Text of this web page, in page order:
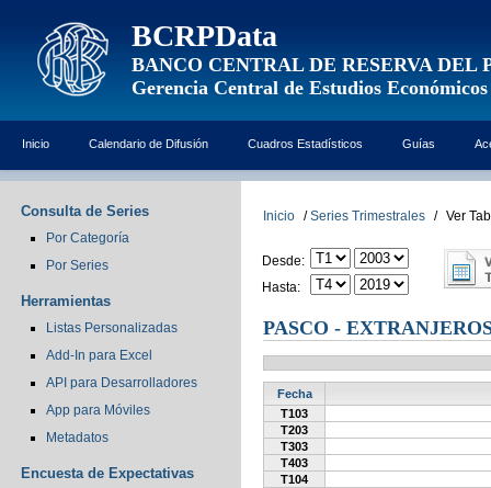
BCRPData
BANCO CENTRAL DE RESERVA DEL
Gerencia Central de Estudios Económicos
Inicio Calendario de Difusión Cuadros Estadísticos Guías
Consulta de Series
Por Categoría
Por Series
Herramientas
Listas Personalizadas
Add-In para Excel
API para Desarrolladores
App para Móviles
Metadatos
Encuesta de Expectativas
Inicio / Series Trimestrales / Ver
Desde:
Hasta:
PASCO -
Fecha
T103
T203
T303
T403
T104